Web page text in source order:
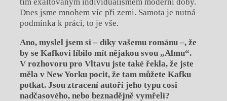
Dnes jsme mnohem víc při zemi. Samota je nutná
podmínka k práci, to je vše.
Ano, myslel jsem si – díky vašemu románu –, že
by se Kafkovi líbilo mít nějakou svou „Almu“.
V rozhovoru pro Vltavu jste také řekla, že jste
měla v New Yorku pocit, že tam můžete Kafku
potkat. Jsou ztracení autoři jeho typu cosi
nadčasového, nebo beznadějně vymřeli?